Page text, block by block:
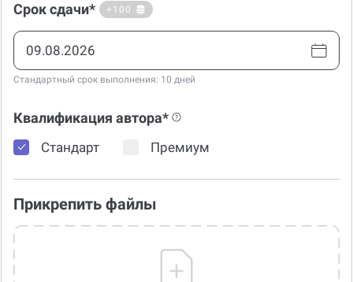
Срок сдачи* +100
Стандартный срок выполнения: 10 дней
Квалификация автора*
Стандарт Премиум
Прикрепить файлы